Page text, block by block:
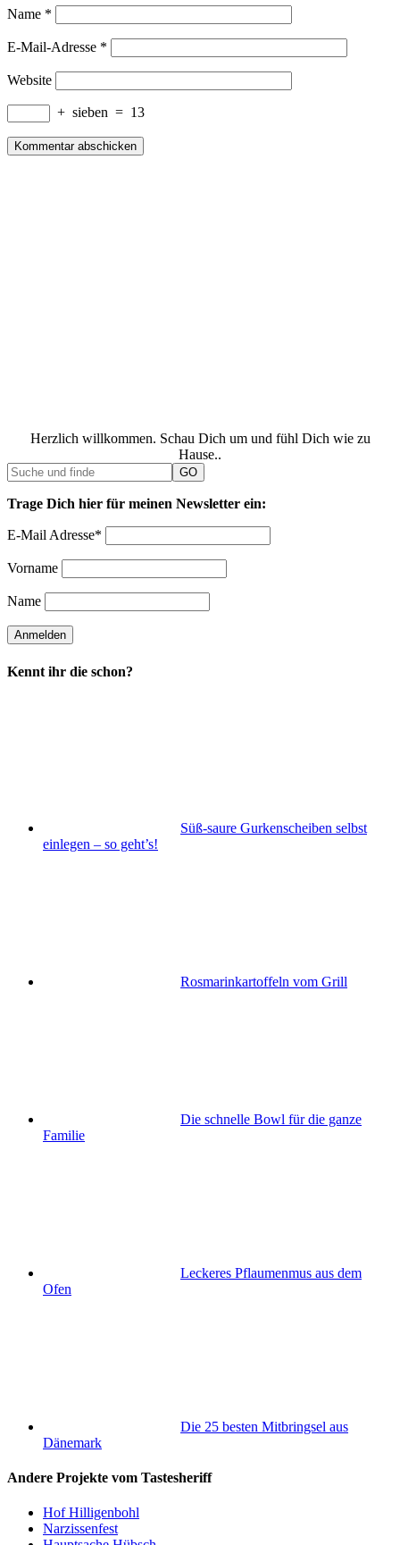
Name *
E-Mail-Adresse *
Website
+ sieben = 13
Herzlich willkommen. Schau Dich um und fühl Dich wie zu
Hause..
Trage Dich hier für meinen Newsletter ein:
E-Mail Adresse*
Vorname
Name
Kennt ihr die schon?
Süß-saure Gurkenscheiben selbst
einlegen – so geht’s!
Rosmarinkartoffeln vom Grill
Die schnelle Bowl für die ganze
Familie
Leckeres Pflaumenmus aus dem
Ofen
Die 25 besten Mitbringsel aus
Dänemark
Andere Projekte vom Tastesheriff
Hof Hilligenbohl
Narzissenfest